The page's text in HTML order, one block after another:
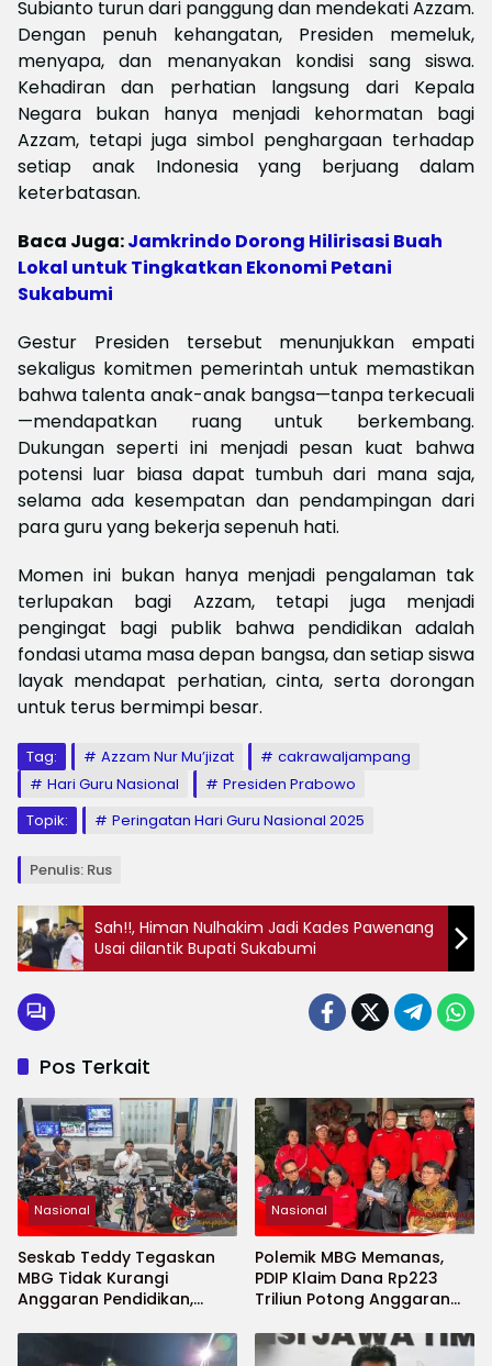
Subianto turun dari panggung dan mendekati Azzam.
Dengan penuh kehangatan, Presiden memeluk,
menyapa, dan menanyakan kondisi sang siswa.
Kehadiran dan perhatian langsung dari Kepala
Negara bukan hanya menjadi kehormatan bagi
Azzam, tetapi juga simbol penghargaan terhadap
setiap anak Indonesia yang berjuang dalam
keterbatasan.
Baca Juga:Jamkrindo Dorong Hilirisasi Buah
Lokal untuk Tingkatkan Ekonomi Petani
Sukabumi
Gestur Presiden tersebut menunjukkan empati
sekaligus komitmen pemerintah untuk memastikan
bahwa talenta anak-anak bangsa—tanpa terkecuali
—mendapatkan ruang untuk berkembang.
Dukungan seperti ini menjadi pesan kuat bahwa
potensi luar biasa dapat tumbuh dari mana saja,
selama ada kesempatan dan pendampingan dari
para guru yang bekerja sepenuh hati.
Momen ini bukan hanya menjadi pengalaman tak
terlupakan bagi Azzam, tetapi juga menjadi
pengingat bagi publik bahwa pendidikan adalah
fondasi utama masa depan bangsa, dan setiap siswa
layak mendapat perhatian, cinta, serta dorongan
untuk terus bermimpi besar.
Tag: Azzam Nur Mu’jizat
cakrawaljampang
Hari Guru Nasional
Presiden Prabowo
Topik:
Peringatan Hari Guru Nasional 2025
Penulis: Rus
Sah!!, Himan Nulhakim Jadi Kades Pawenang
Usai dilantik Bupati Sukabumi
Pos Terkait
Nasional
Seskab Teddy Tegaskan
MBG Tidak Kurangi
Anggaran Pendidikan,
Nasional
Polemik MBG Memanas,
PDIP Klaim Dana Rp223
Triliun Potong Anggaran